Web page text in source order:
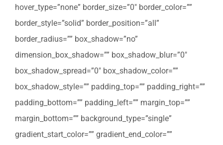
hover_type=”none” border_size=”0″ border_color=””
border_style=”solid” border_position=”all”
border_radius=”” box_shadow=”no”
dimension_box_shadow=”” box_shadow_blur=”0″
box_shadow_spread=”0″ box_shadow_color=””
box_shadow_style=”” padding_top=”” padding_right=””
padding_bottom=”” padding_left=”” margin_top=””
margin_bottom=”” background_type=”single”
gradient_start_color=”” gradient_end_color=””